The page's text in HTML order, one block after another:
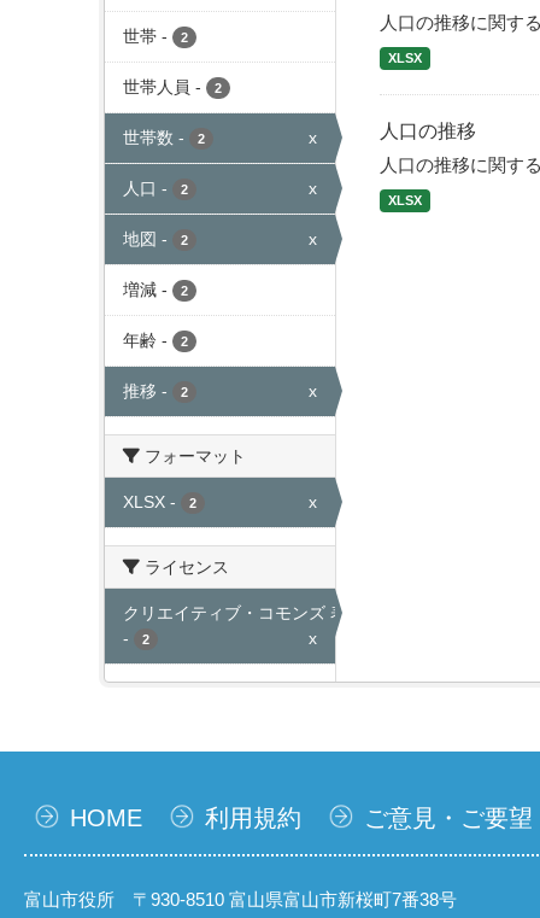
世帯 - 2
世帯人員 - 2
世帯数 - 2 x
人口 - 2 x
地図 - 2 x
増減 - 2
年齢 - 2
推移 - 2 x
フォーマット
XLSX - 2 x
ライセンス
クリエイティブ・コモンズ 表示
-
2 x
人口の推移に関す
XLSX
人口の推移
人口の推移に関す
XLSX
HOME 利用規約 ご意見・ご要望
富山市役所 〒930-8510 富山県富山市新桜町7番38号